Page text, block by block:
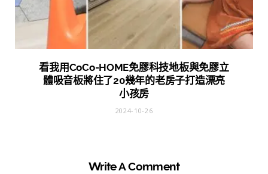
看我用CoCo-HOME免膠科技地板與免膠立
體吸音板將住了20幾年的老房子打造漂亮
小孩房
2024-10-26
Write A Comment